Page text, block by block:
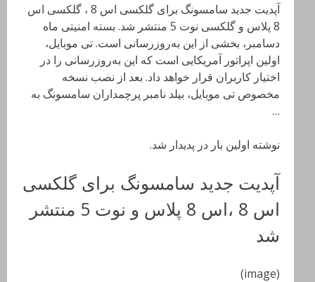
آپدیت جدید سامسونگ برای گلکسی اس 8 ، گلکسی اس
8 پلاس و گلکسی نوت 5 منتشر شد. بسته امنیتی ماه
دسامبر، بخشی از این به‌روزرسانی است. تی موبایل،
اولین اپراتور آمریکایی است که این به‌روزرسانی را در
اختیار کاربران قرار خواهد داد. بعد از نصب نسخه
مخصوص تی موبایل، بیلد نامبر پرچمداران سامسونگ به
…
نوشته اولین بار در پدیدار شد.
آپدیت جدید سامسونگ برای گلکسی
اس 8 ،اس 8 پلاس و نوت 5 منتشر
شد
(image)